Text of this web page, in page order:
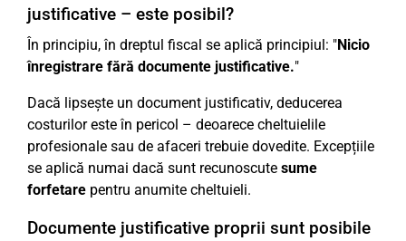
justificative – este posibil?
În principiu, în dreptul fiscal se aplică principiul: "Nicio
înregistrare fără documente justificative."
Dacă lipsește un document justificativ, deducerea
costurilor este în pericol – deoarece cheltuielile
profesionale sau de afaceri trebuie dovedite. Excepțiile
se aplică numai dacă sunt recunoscute sume
forfetare pentru anumite cheltuieli.
Documente justificative proprii sunt posibile